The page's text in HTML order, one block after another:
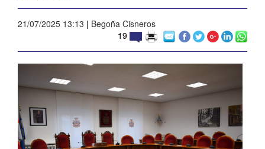
21/07/2025 13:13 | Begoña Cisneros
19